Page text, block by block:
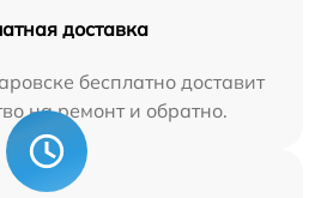
доставка
бесплатно доставит
на ремонт и обратно.